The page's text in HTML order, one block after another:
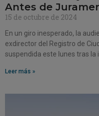
Antes de
15 de octubre de 2024
En un giro inesperado, la
exdirector del Registro de
suspendida este lunes tras la
Leer más »